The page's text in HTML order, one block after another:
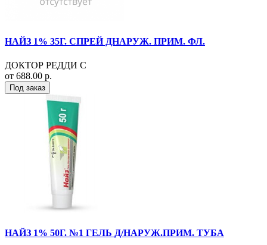
НАЙЗ 1% 35Г. СПРЕЙ ДНАРУЖ. ПРИМ. ФЛ.
ДОКТОР РЕДДИ С
от 688.00 р.
Под заказ
НАЙЗ 1% 50Г. №1 ГЕЛЬ Д/НАРУЖ.ПРИМ. ТУБА